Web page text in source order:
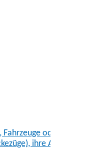
oder
ihre Anhänger,